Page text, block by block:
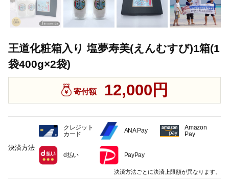
王道化粧箱入り 塩夢寿美(えんむすび)1箱(1
袋400g×2袋)
寄付額 12,000円
決済方法
クレジット
カード
ANA Pay
Amazon
Pay
d払い PayPay
決済方法ごとに決済上限額が異なります。